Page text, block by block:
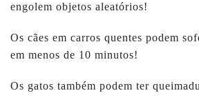
engolem objetos aleatórios!
Os cães em carros quentes podem
em menos de 10 minutos!
Os gatos também podem ter